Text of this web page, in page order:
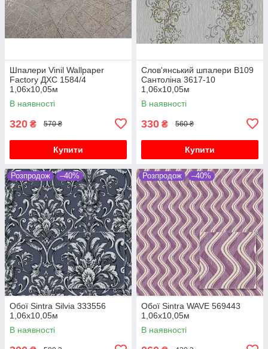
Шпалери Vinil Wallpaper
Factory ДХС 1584/4
1,06х10,05м
В наявності
320 ₴ 570 ₴
Купити
Слов'янський шпалери В109
Сантоліна 3617-10
1,06х10,05м
В наявності
330 ₴ 560 ₴
Купити
Розпродож –40%
Oбої Sintra Silvia 333556
1,06х10,05м
В наявності
Розпродож –40%
Oбої Sintra WAVE 569443
1,06х10,05м
В наявності